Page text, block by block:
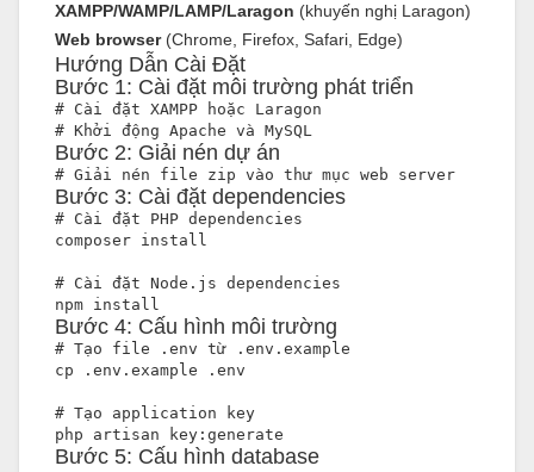
XAMPP/WAMP/LAMP/Laragon (khuyến nghị Laragon)
Web browser(Chrome, Firefox, Safari, Edge)
Hướng Dẫn Cài Đặt
Bước 1: Cài đặt môi trường phát triển
# Cài đặt XAMPP hoặc Laragon
# Khởi động Apache và MySQL
Bước 2: Giải nén dự án
# Giải nén file zip vào thư mục web server
Bước 3: Cài đặt dependencies
# Cài đặt PHP dependencies
composer install
# Cài đặt Node.js dependencies
npm install
Bước 4: Cấu hình môi trường
# Tạo file .env từ .env.example
cp .env.example .env
# Tạo application key
php artisan key:generate
Bước 5: Cấu hình database